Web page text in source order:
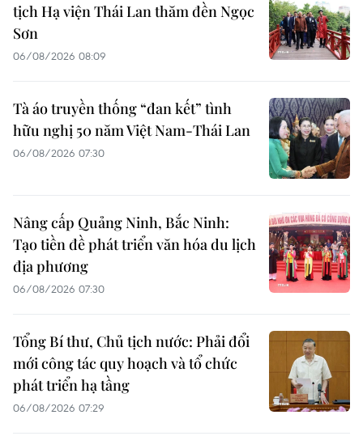
tịch Hạ viện Thái Lan thăm đền Ngọc
Sơn
06/08/2026 08:09
Tà áo truyền thống “đan kết” tình
hữu nghị 50 năm Việt Nam-Thái Lan
06/08/2026 07:30
Nâng cấp Quảng Ninh, Bắc Ninh:
Tạo tiền đề phát triển văn hóa du lịch
địa phương
06/08/2026 07:30
Tổng Bí thư, Chủ tịch nước: Phải đổi
mới công tác quy hoạch và tổ chức
phát triển hạ tầng
06/08/2026 07:29